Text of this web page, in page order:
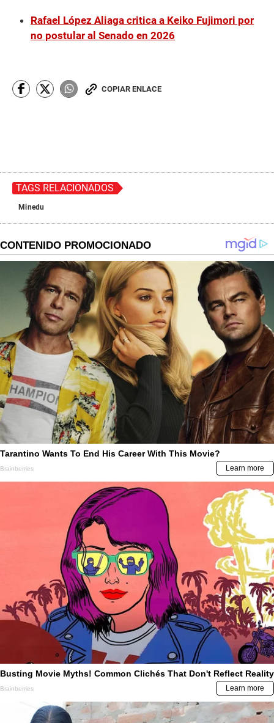
Rafael López Aliaga critica a Keiko Fujimori por
no postular al Senado en 2026
COPIAR ENLACE
TAGS RELACIONADOS
Minedu